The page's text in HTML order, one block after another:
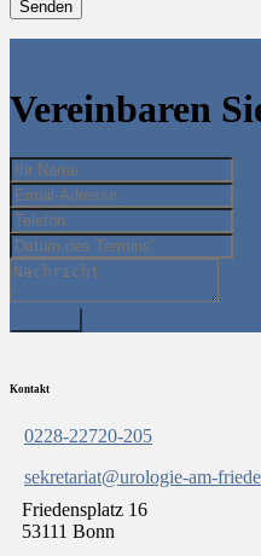
Vereinbaren
Kontakt
0228-22720-205
sekretariat@urologie-am-
Friedensplatz 16
53111 Bonn